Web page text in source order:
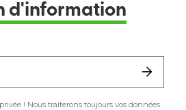
d'information
! Nous traiterons toujours vos données